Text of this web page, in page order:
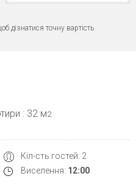
дізнатися точну вартість
: 32 м2
Кіл-сть гостей: 2
Виселення: 12:00